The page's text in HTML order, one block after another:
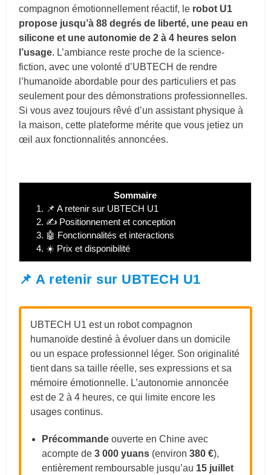
compagnon émotionnellement réactif, le robot U1
propose jusqu’à 88 degrés de liberté, une peau en
silicone et une autonomie de 2 à 4 heures selon
l’usage. L’ambiance reste proche de la science-
fiction, avec une volonté d’UBTECH de rendre
l’humanoïde abordable pour des particuliers et pas
seulement pour des démonstrations professionnelles.
Si vous avez toujours rêvé d’un assistant physique à
la maison, cette plateforme mérite que vous jetiez un
œil aux fonctionnalités annoncées.
Sommaire
1. 📌 A retenir sur UBTECH U1
2. ✍️ Positionnement et conception
3. 🤖 Fonctionnalités et interactions
4. ☀️ Prix et disponibilité
📌 A retenir sur UBTECH U1
UBTECH U1 est un robot compagnon
humanoïde destiné à évoluer dans un domicile
ou un espace professionnel léger. Son originalité
tient dans sa taille réelle, ses expressions et sa
mémoire émotionnelle. L’autonomie annoncée
est de 2 à 4 heures, ce qui limite encore les
usages continus.
Précommande ouverte en Chine avec
acompte de3 000 yuans (environ380 €),
entièrement remboursable jusqu’au 15 juillet